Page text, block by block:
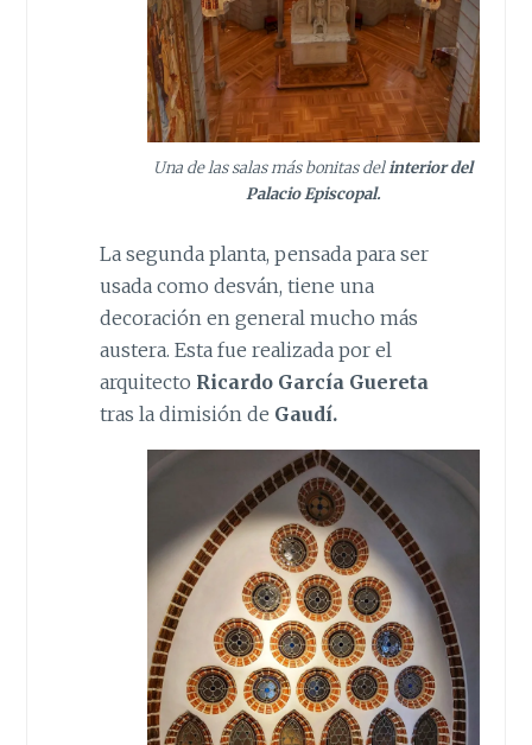
Una de las salas más bonitas delinterior del
Palacio Episcopal.
La segunda planta, pensada para ser
usada como desván, tiene una
decoración en general mucho más
austera. Esta fue realizada por el
arquitecto Ricardo García Guereta
tras la dimisión de Gaudí.